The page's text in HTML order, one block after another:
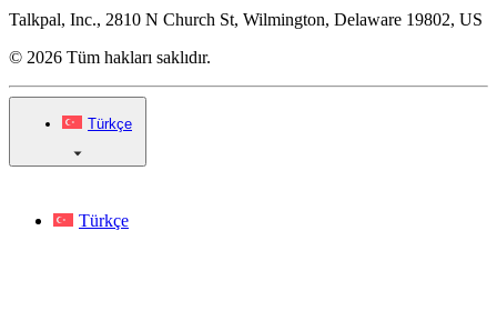
Talkpal, Inc., 2810 N Church St, Wilmington, Delaware 19802, US
© 2026 Tüm hakları saklıdır.
Türkçe
Türkçe